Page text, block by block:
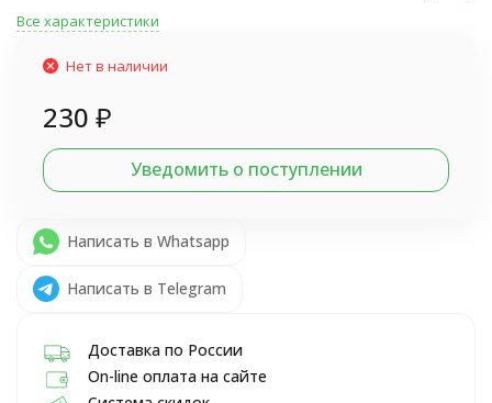
Все характеристики
Нет в наличии
230 ₽
Уведомить о поступлении
Написать в Whatsapp
Написать в Telegram
Доставка по России
On-line оплата на сайте